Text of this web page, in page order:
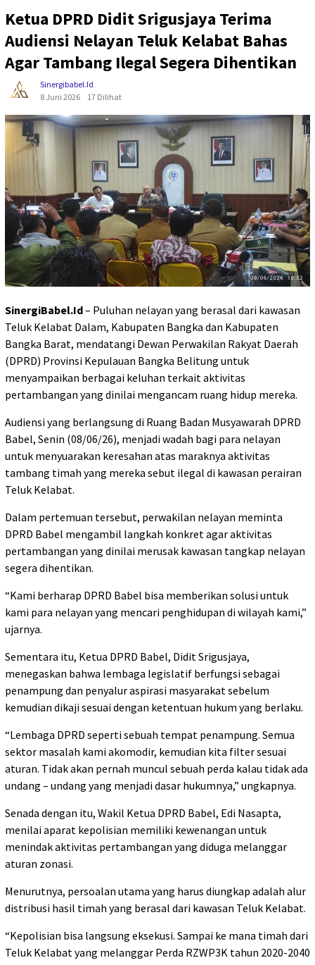
Ketua DPRD Didit Srigusjaya Terima
Audiensi Nelayan Teluk Kelabat Bahas
Agar Tambang Ilegal Segera Dihentikan
Sinergibabel.id
8 Juni 2026
17 Dilihat
SinergiBabel.Id– Puluhan nelayan yang berasal dari kawasan
Teluk Kelabat Dalam, Kabupaten Bangka dan Kabupaten
Bangka Barat, mendatangi Dewan Perwakilan Rakyat Daerah
(DPRD) Provinsi Kepulauan Bangka Belitung untuk
menyampaikan berbagai keluhan terkait aktivitas
pertambangan yang dinilai mengancam ruang hidup mereka.
Audiensi yang berlangsung di Ruang Badan Musyawarah DPRD
Babel, Senin (08/06/26), menjadi wadah bagi para nelayan
untuk menyuarakan keresahan atas maraknya aktivitas
tambang timah yang mereka sebut ilegal di kawasan perairan
Teluk Kelabat.
Dalam pertemuan tersebut, perwakilan nelayan meminta
DPRD Babel mengambil langkah konkret agar aktivitas
pertambangan yang dinilai merusak kawasan tangkap nelayan
segera dihentikan.
“Kami berharap DPRD Babel bisa memberikan solusi untuk
kami para nelayan yang mencari penghidupan di wilayah kami,”
ujarnya.
Sementara itu, Ketua DPRD Babel, Didit Srigusjaya,
menegaskan bahwa lembaga legislatif berfungsi sebagai
penampung dan penyalur aspirasi masyarakat sebelum
kemudian dikaji sesuai dengan ketentuan hukum yang berlaku.
“Lembaga DPRD seperti sebuah tempat penampung. Semua
sektor masalah kami akomodir, kemudian kita filter sesuai
aturan. Tidak akan pernah muncul sebuah perda kalau tidak ada
undang – undang yang menjadi dasar hukumnya,” ungkapnya.
Senada dengan itu, Wakil Ketua DPRD Babel, Edi Nasapta,
menilai aparat kepolisian memiliki kewenangan untuk
menindak aktivitas pertambangan yang diduga melanggar
aturan zonasi.
Menurutnya, persoalan utama yang harus diungkap adalah alur
distribusi hasil timah yang berasal dari kawasan Teluk Kelabat.
“Kepolisian bisa langsung eksekusi. Sampai ke mana timah dari
Teluk Kelabat yang melanggar Perda RZWP3K tahun 2020-2040